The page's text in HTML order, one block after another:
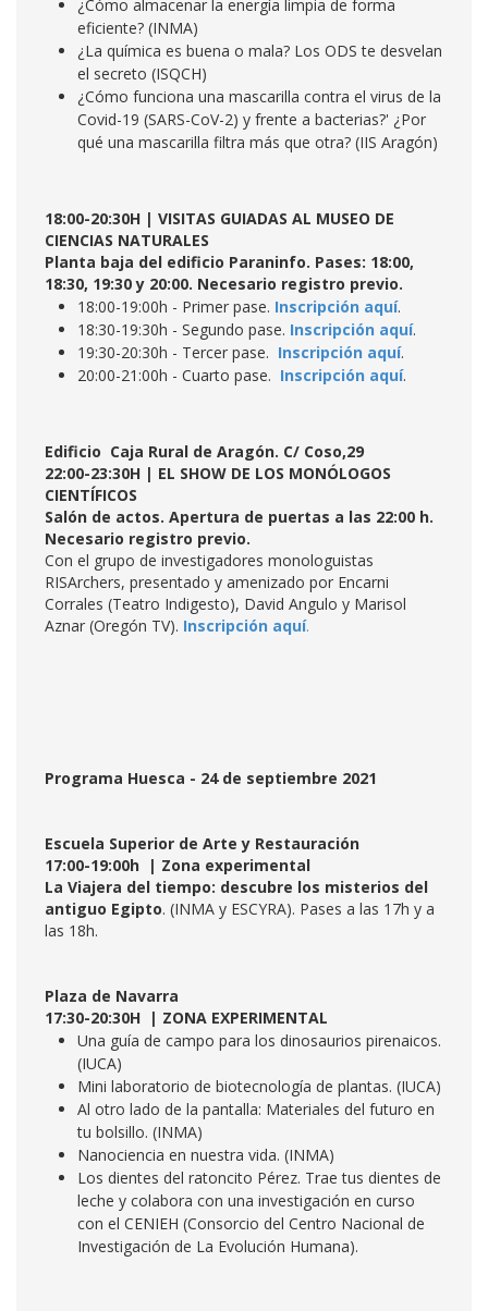
¿Cómo almacenar la energía limpia de forma
eficiente? (INMA)
¿La química es buena o mala? Los ODS te desvelan
el secreto (ISQCH)
¿Cómo funciona una mascarilla contra el virus de la
Covid-19 (SARS-CoV-2) y frente a bacterias?' ¿Por
qué una mascarilla filtra más que otra? (IIS Aragón)
18:00-20:30H | VISITAS GUIADAS AL MUSEO DE
CIENCIAS NATURALES
Planta baja del edificio Paraninfo. Pases: 18:00,
18:30, 19:30 y 20:00. Necesario registro previo.
18:00-19:00h - Primer pase. Inscripción aquí.
18:30-19:30h - Segundo pase. Inscripción aquí.
19:30-20:30h - Tercer pase. Inscripción aquí.
20:00-21:00h - Cuarto pase. Inscripción aquí.
Edificio Caja Rural de Aragón. C/ Coso,29
22:00-23:30H | EL SHOW DE LOS MONÓLOGOS
CIENTÍFICOS
Salón de actos. Apertura de puertas a las 22:00 h.
Necesario registro previo.
Con el grupo de investigadores monologuistas
RISArchers, presentado y amenizado por Encarni
Corrales (Teatro Indigesto), David Angulo y Marisol
Aznar (Oregón TV). Inscripción aquí.
Programa Huesca - 24 de septiembre 2021
Escuela Superior de Arte y Restauración
17:00-19:00h | Zona experimental
La Viajera del tiempo: descubre los misterios del
antiguo Egipto. (INMA y ESCYRA). Pases a las 17h y a
las 18h.
Plaza de Navarra
17:30-20:30H | ZONA EXPERIMENTAL
Una guía de campo para los dinosaurios pirenaicos.
(IUCA)
Mini laboratorio de biotecnología de plantas. (IUCA)
Al otro lado de la pantalla: Materiales del futuro en
tu bolsillo. (INMA)
Nanociencia en nuestra vida. (INMA)
Los dientes del ratoncito Pérez. Trae tus dientes de
leche y colabora con una investigación en curso
con el CENIEH (Consorcio del Centro Nacional de
Investigación de La Evolución Humana).